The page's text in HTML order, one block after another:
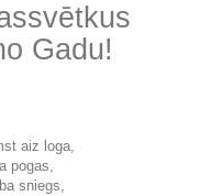
Gadu!
aiz loga,
pogas,
sniegs,